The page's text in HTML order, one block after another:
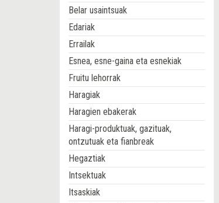
Belar usaintsuak
Edariak
Errailak
Esnea, esne-gaina eta esnekiak
Fruitu lehorrak
Haragiak
Haragien ebakerak
Haragi-produktuak, gazituak,
ontzutuak eta fianbreak
Hegaztiak
Intsektuak
Itsaskiak